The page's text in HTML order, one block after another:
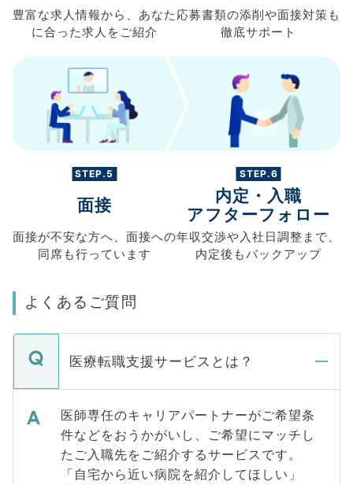
豊富な求人情報から、 あなた
に合った求人を ご紹介
応募書類の添削や面接対策も
徹底サポート
STEP.5
面接
面接が不安な方へ、 面接への
同席も行っています
STEP.6
内定・入職
アフターフォロー
年収交渉や入社日調整まで、
内定後もバックアップ
よくあるご質問
医療転職支援サービスとは？
医師専任のキャリアパートナーがご希望条
件などをおうかがいし、ご希望にマッチし
たご入職先をご紹介するサービスです。
「自宅から近い病院を紹介してほしい」